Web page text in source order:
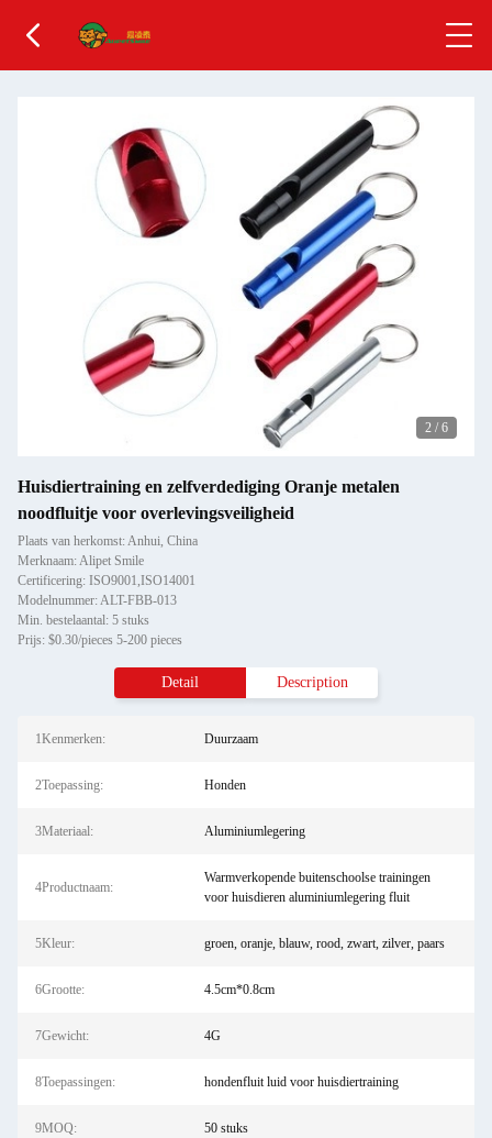
2 / 6
Huisdiertraining en zelfverdediging Oranje metalen
noodfluitje voor overlevingsveiligheid
Plaats van herkomst: Anhui, China
Merknaam: Alipet Smile
Certificering: ISO9001,ISO14001
Modelnummer: ALT-FBB-013
Min. bestelaantal: 5 stuks
Prijs: $0.30/pieces 5-200 pieces
Detail Description
1Kenmerken: Duurzaam
2Toepassing: Honden
3Materiaal: Aluminiumlegering
4Productnaam:
Warmverkopende buitenschoolse trainingen
voor huisdieren aluminiumlegering fluit
5Kleur: groen, oranje, blauw, rood, zwart, zilver, paars
6Grootte: 4.5cm*0.8cm
7Gewicht: 4G
8Toepassingen: hondenfluit luid voor huisdiertraining
9MOQ: 50 stuks